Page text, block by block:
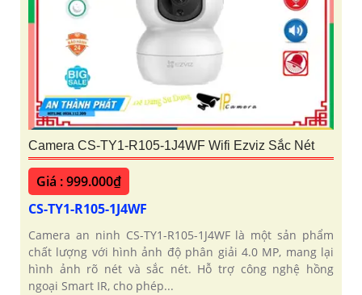
Camera CS-TY1-R105-1J4WF Wifi Ezviz Sắc Nét
Giá : 999.000₫
CS-TY1-R105-1J4WF
Camera an ninh CS-TY1-R105-1J4WF là một sản phẩm
chất lượng với hình ảnh độ phân giải 4.0 MP, mang lại
hình ảnh rõ nét và sắc nét. Hỗ trợ công nghệ hồng
ngoại Smart IR, cho phép...